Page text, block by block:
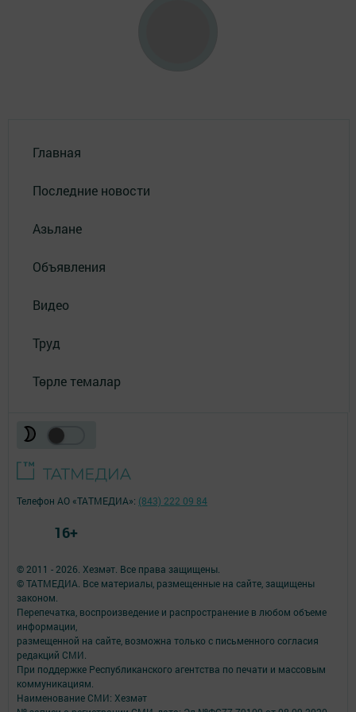
Главная
Последние новости
Азьлане
Объявления
Видео
Труд
Төрле темалар
© 2011 - 2026. Хезмәт. Все права защищены.
© ТАТМЕДИА. Все материалы, размещенные на сайте, защищены
законом.
Перепечатка, воспроизведение и распространение в любом объеме
информации,
размещенной на сайте, возможна только с письменного согласия
редакций СМИ.
При поддержке Республиканского агентства по печати и массовым
коммуникациям.
Наименование СМИ: Хезмәт
Телефон АО «ТАТМЕДИА»: (843) 222 09 84
16+